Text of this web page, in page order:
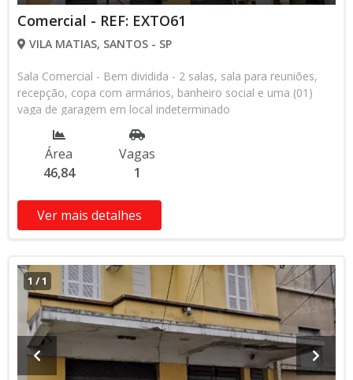
Comercial - REF: EXTO61
VILA MATIAS, SANTOS - SP
Sala Comercial - Bem dividida - 2 salas, sala para reuniões,
recepção, copa com armários, banheiro social e uma (01)
vaga de garagem em local indeterminado
Área
46,84
Vagas
1
Ver mais detalhes
1 /1